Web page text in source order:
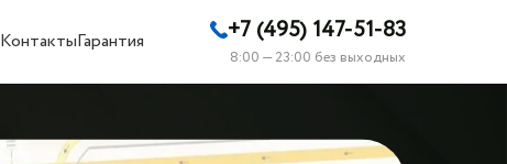
КонтактыГарантия +7 (495) 147-51-83
8:00 — 23:00 без выходных